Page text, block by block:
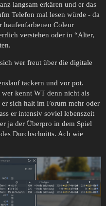
langsam erkären und er das
Telefon mal lesen würde - da
haufenfarbenen Coleur
verstehen oder in “Alter,
wer freut über die digitale
tackern und vor pot.
kennt WT denn nicht als
sich halt im Forum mehr oder
er intensiv soviel lebenszeit
ja der Überpro in dem Spiel
Durchschnitts. Ach wie